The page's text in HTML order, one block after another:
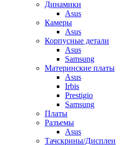
Динамики
Asus
Камеры
Asus
Корпусные детали
Asus
Samsung
Материнские платы
Asus
Irbis
Prestigio
Samsung
Платы
Разъемы
Asus
Тачскрины/Дисплеи